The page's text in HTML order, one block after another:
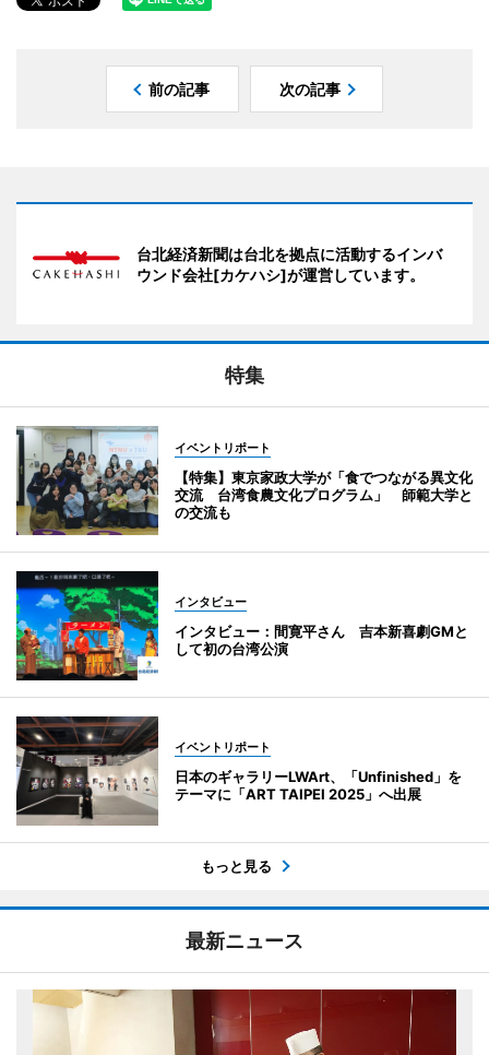
前の記事 次の記事
台北経済新聞は台北を拠点に活動するインバ
ウンド会社[カケハシ]が運営しています。
特集
イベントリポート
【特集】東京家政大学が「食でつながる異文化
交流 台湾食農文化プログラム」 師範大学と
の交流も
インタビュー
インタビュー：間寛平さん 吉本新喜劇GMと
して初の台湾公演
イベントリポート
日本のギャラリーLWArt、「Unfinished」を
テーマに「ART TAIPEI 2025」へ出展
もっと見る
最新ニュース